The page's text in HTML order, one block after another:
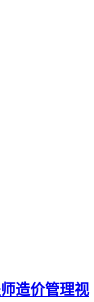
造价管理视